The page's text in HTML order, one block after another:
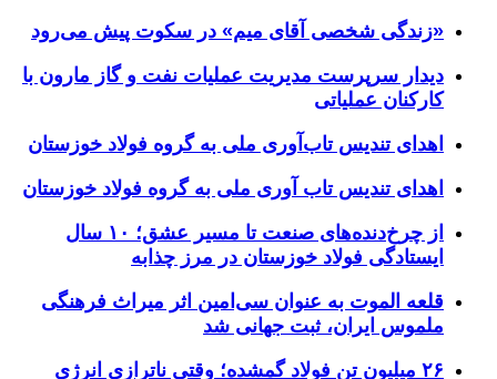
«زندگی شخصی آقای میم» در سکوت پیش می‌رود
دیدار سرپرست مدیریت عملیات نفت و گاز مارون با
کارکنان عملیاتی
اهدای تندیس تاب‌آوری ملی به گروه فولاد خوزستان
اهدای تندیس تاب آوری ملی به گروه فولاد خوزستان
از چرخ‌دنده‌های صنعت تا مسیر عشق؛ ۱۰ سال
ایستادگی فولاد خوزستان در مرز چذابه
قلعه الموت به عنوان سی‌امین اثر میراث‌ فرهنگی
ملموس ایران، ثبت جهانی شد
۲۶ میلیون تن فولاد گمشده؛ وقتی ناترازی انرژی